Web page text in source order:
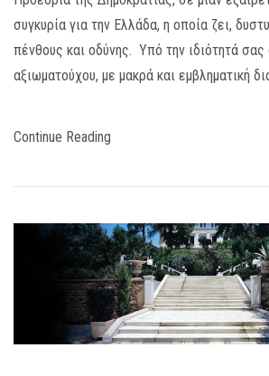
συγκυρία για την Ελλάδα, η οποία ζει,
πένθους και οδύνης. Υπό την ιδιότητά
αξιωματούχου, με μακρά και εμβληματική
Continue Reading